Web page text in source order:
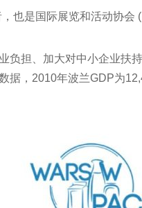
也是国际展览和活动协会
负担、加大对中小企业扶
据，2010年波兰GDP为